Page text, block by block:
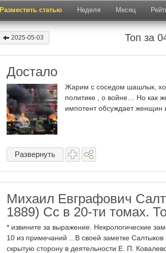
Разместить статью Неделя Месяц
2025-05-03 Топ за
Достало
Жарим с соседом шашлык,
политике , о войне… Но как
импотент обсуждает женщин
Развернуть
Михаил Евграфович
1889) Сс в 20-ти томах.
* извините за выражение. Некрологические
10 из примечаний ...В своей заметке
скрытую сторону в деятельности Е. П.